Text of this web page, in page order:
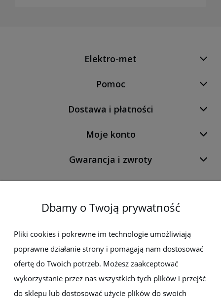
Elektro-met
Pomoc
Dostawa i płatności
Moje konto
Gwarancja i zwroty
O firmie
Newsletter
Zapisz się do newslettera, aby być na bieżąco z nowościami i
promocjami
Dbamy o Twoją prywatność
Pliki cookies i pokrewne im technologie umożliwiają
poprawne działanie strony i pomagają nam dostosować
ofertę do Twoich potrzeb. Możesz zaakceptować
wykorzystanie przez nas wszystkich tych plików i przejść
do sklepu lub dostosować użycie plików do swoich